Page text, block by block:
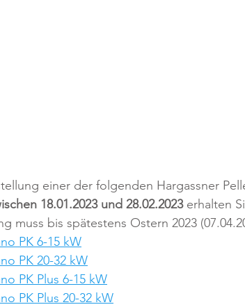
einer der folgenden Hargassner
18.01.2023 und 28.02.2023 erhalten
muss bis spätestens Ostern 2023
PK 6-15 kW
PK 20-32 kW
PK Plus 6-15 kW
PK Plus 20-32 kW